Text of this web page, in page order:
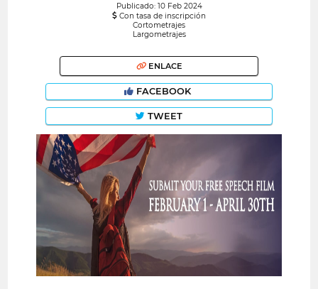
Publicado: 10 Feb 2024
Con tasa de inscripción
Cortometrajes
Largometrajes
ENLACE
FACEBOOK
TWEET